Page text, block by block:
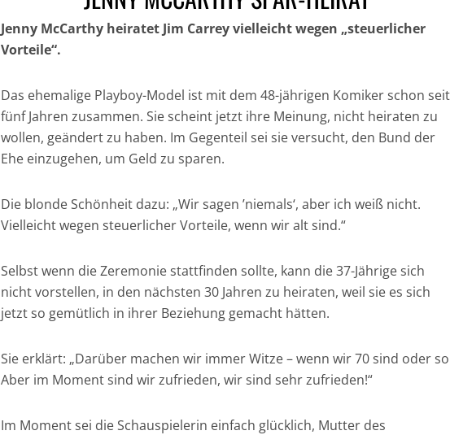
INFLUENCER
MARKETING IM
FILMGESCHÄFT: WIE
UHRENMARKEN
AN POPULARITÄT
GEWINNEN »
IN DER HAUPTROLLE:
UHREN IN DER
FILMGESCHICHTE »
GESUND UND GUT
NACHHALTIGE
HAARPFLEGE »
Jenny McCarthy heiratet Jim Carrey vielleicht wegen „steuerlicher
Vorteile“.
Das ehemalige Playboy-Model ist mit dem 48-jährigen Komiker schon seit
fünf Jahren zusammen. Sie scheint jetzt ihre Meinung, nicht heiraten zu
wollen, geändert zu haben. Im Gegenteil sei sie versucht, den Bund der
Ehe einzugehen, um Geld zu sparen.
Die blonde Schönheit dazu: „Wir sagen ’niemals‘, aber ich weiß nicht.
Vielleicht wegen steuerlicher Vorteile, wenn wir alt sind.“
Selbst wenn die Zeremonie stattfinden sollte, kann die 37-Jährige sich
nicht vorstellen, in den nächsten 30 Jahren zu heiraten, weil sie es sich
jetzt so gemütlich in ihrer Beziehung gemacht hätten.
Sie erklärt: „Darüber machen wir immer Witze – wenn wir 70 sind oder
Aber im Moment sind wir zufrieden, wir sind sehr zufrieden!“
Im Moment sei die Schauspielerin einfach glücklich, Mutter des